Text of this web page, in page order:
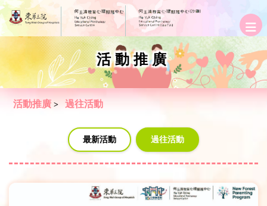
活動推廣
活動推廣 > 過往活動
最新活動 過往活動